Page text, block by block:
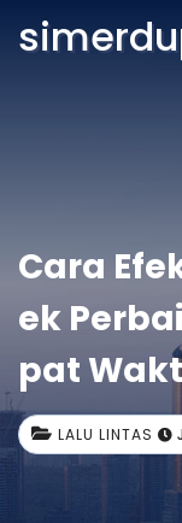
Cara
ek
pat
LALU LINTAS